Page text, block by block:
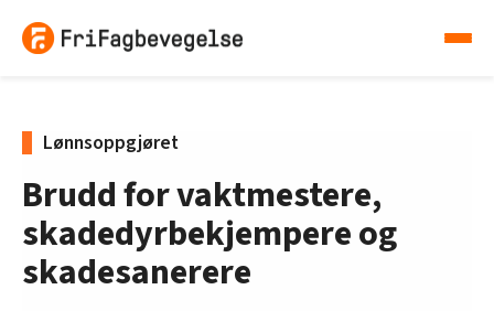
Lønnsoppgjøret
Brudd for vaktmestere,
skadedyrbekjempere og
skadesanerere